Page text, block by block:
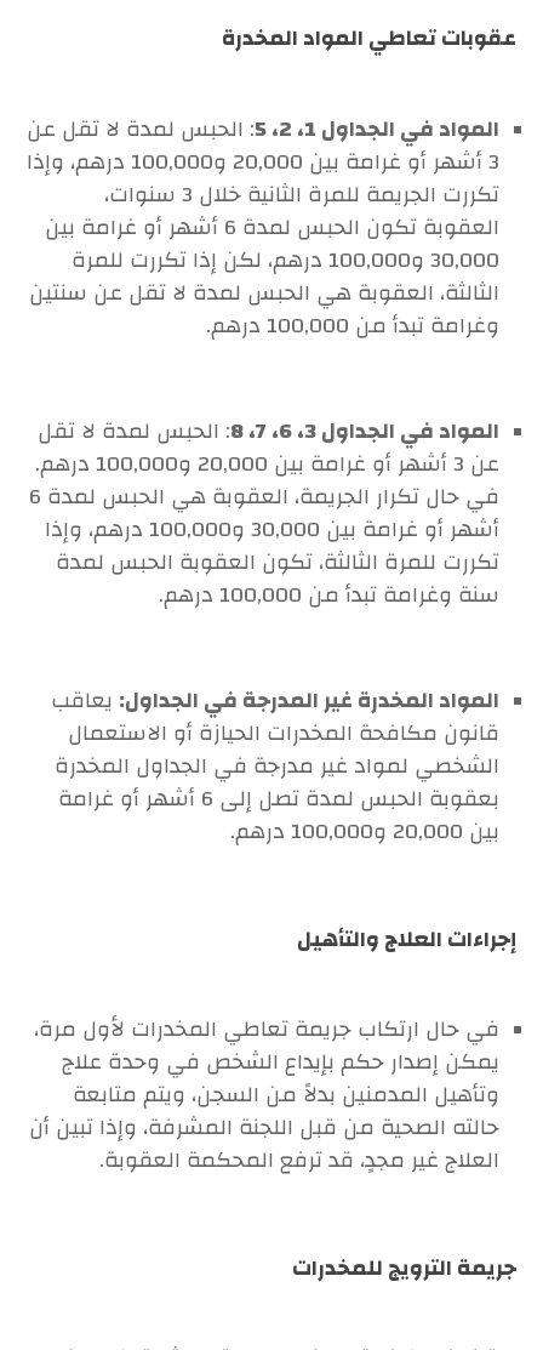
عقوبات تعاطي المواد المخدرة
المواد في الجداول 1، 2، 5
: الحبس لمدة لا تقل عن
3 أشهر أو غرامة بين 20,000 و100,000 درهم، وإذا
تكررت الجريمة للمرة الثانية خلال 3 سنوات،
العقوبة تكون الحبس لمدة 6 أشهر أو غرامة بين
30,000 و100,000 درهم، لكن إذا تكررت للمرة
الثالثة، العقوبة هي الحبس لمدة لا تقل عن سنتين
وغرامة تبدأ من 100,000 درهم.
المواد في الجداول 3، 6، 7، 8
: الحبس لمدة لا تقل
عن 3 أشهر أو غرامة بين 20,000 و100,000 درهم.
في حال تكرار الجريمة، العقوبة هي الحبس لمدة 6
أشهر أو غرامة بين 30,000 و100,000 درهم، وإذا
تكررت للمرة الثالثة، تكون العقوبة الحبس لمدة
سنة وغرامة تبدأ من 100,000 درهم.
المواد المخدرة غير المدرجة في الجداول: يعاقب
قانون مكافحة المخدرات الحيازة أو الاستعمال
الشخصي لمواد غير مدرجة في الجداول المخدرة
بعقوبة الحبس لمدة تصل إلى 6 أشهر أو غرامة
بين 20,000 و100,000 درهم.
إجراءات العلاج والتأهيل
في حال ارتكاب جريمة تعاطي المخدرات لأول مرة،
يمكن إصدار حكم بإيداع الشخص في وحدة علاج
وتأهيل المدمنين بدلاً من السجن، ويتم متابعة
حالته الصحية من قبل اللجنة المشرفة، وإذا تبين أن
العلاج غير مجدٍ، قد ترفع المحكمة العقوبة.
جريمة الترويج للمخدرات